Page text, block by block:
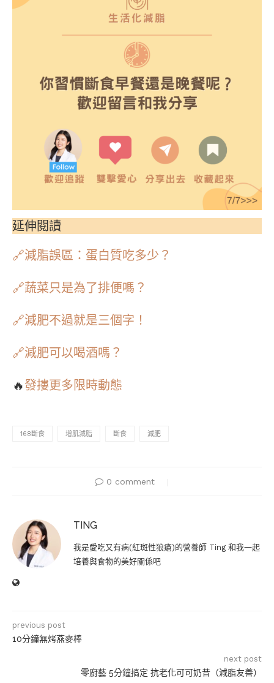
延伸閱讀
🔗減脂誤區：蛋白質吃多少？
🔗蔬菜只是為了排便嗎？
🔗減肥不過就是三個字！
🔗減肥可以喝酒嗎？
🔥發摟更多限時動態
168斷食 增肌減脂 斷食 減肥
0 comment
TING
我是愛吃又有病(紅斑性狼瘡)的營養師 Ting 和我一起
培養與食物的美好關係吧
previous post
10分鐘無烤燕麥棒
next post
零廚藝 5分鐘搞定 抗老化可可奶昔（減脂友善）